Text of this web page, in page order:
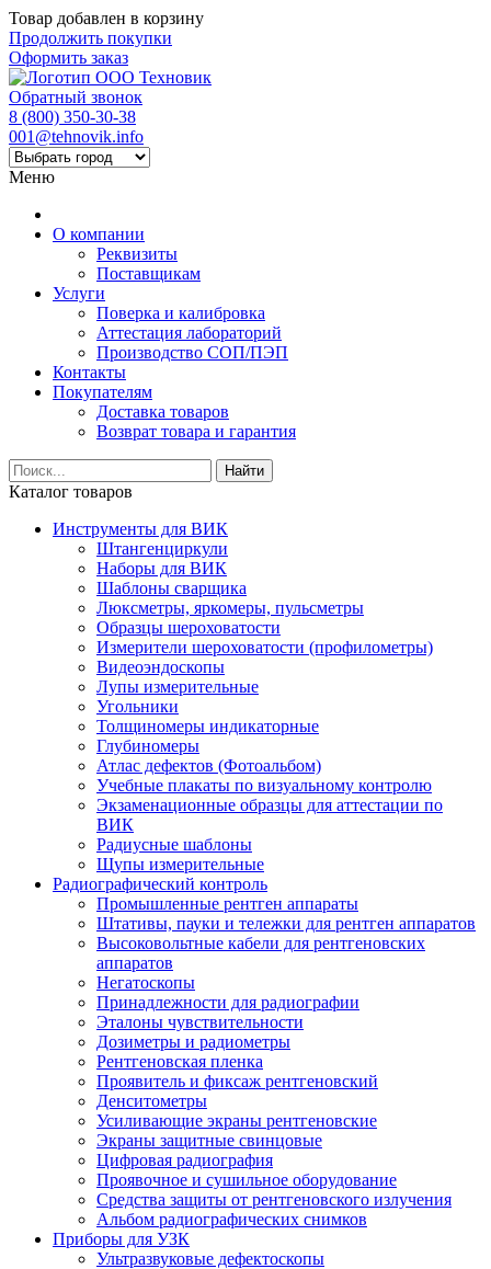
Товар добавлен в корзину
Продолжить покупки
Оформить заказ
Обратный звонок
8 (800) 350-30-38
001@tehnovik.info
Меню
О компании
Реквизиты
Поставщикам
Услуги
Поверка и калибровка
Аттестация лабораторий
Производство СОП/ПЭП
Контакты
Покупателям
Доставка товаров
Возврат товара и гарантия
Найти
Каталог товаров
Инструменты для ВИК
Штангенциркули
Наборы для ВИК
Шаблоны сварщика
Люксметры, яркомеры, пульсметры
Образцы шероховатости
Измерители шероховатости (профилометры)
Видеоэндоскопы
Лупы измерительные
Угольники
Толщиномеры индикаторные
Глубиномеры
Атлас дефектов (Фотоальбом)
Учебные плакаты по визуальному контролю
Экзаменационные образцы для аттестации по
ВИК
Радиусные шаблоны
Щупы измерительные
Радиографический контроль
Промышленные рентген аппараты
Штативы, пауки и тележки для рентген аппаратов
Высоковольтные кабели для рентгеновских
аппаратов
Негатоскопы
Принадлежности для радиографии
Эталоны чувствительности
Дозиметры и радиометры
Рентгеновская пленка
Проявитель и фиксаж рентгеновский
Денситометры
Усиливающие экраны рентгеновские
Экраны защитные свинцовые
Цифровая радиография
Проявочное и сушильное оборудование
Средства защиты от рентгеновского излучения
Альбом радиографических снимков
Приборы для УЗК
Ультразвуковые дефектоскопы